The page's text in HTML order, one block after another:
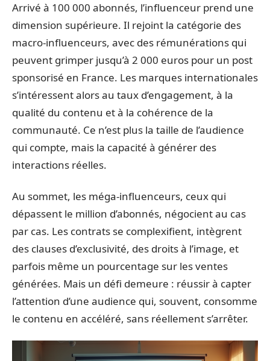
Arrivé à 100 000 abonnés, l’influenceur prend une
dimension supérieure. Il rejoint la catégorie des
macro-influenceurs, avec des rémunérations qui
peuvent grimper jusqu’à 2 000 euros pour un post
sponsorisé en France. Les marques internationales
s’intéressent alors au taux d’engagement, à la
qualité du contenu et à la cohérence de la
communauté. Ce n’est plus la taille de l’audience
qui compte, mais la capacité à générer des
interactions réelles.
Au sommet, les méga-influenceurs, ceux qui
dépassent le million d’abonnés, négocient au cas
par cas. Les contrats se complexifient, intègrent
des clauses d’exclusivité, des droits à l’image, et
parfois même un pourcentage sur les ventes
générées. Mais un défi demeure : réussir à capter
l’attention d’une audience qui, souvent, consomme
le contenu en accéléré, sans réellement s’arrêter.